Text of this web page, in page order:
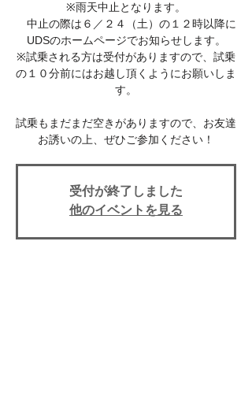
※雨天中止となります。
中止の際は６／２４（土）の１２時以降に
UDSのホームページでお知らせします。
※試乗される方は受付がありますので、試乗
の１０分前にはお越し頂くようにお願いしま
す。
試乗もまだまだ空きがありますので、お友達
お誘いの上、ぜひご参加ください！
受付が終了しました
他のイベントを見る